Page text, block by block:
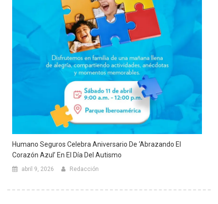
Humano Seguros Celebra Aniversario De ‘Abrazando El
Corazón Azul’ En El Día Del Autismo
abril 9, 2026 Redacción